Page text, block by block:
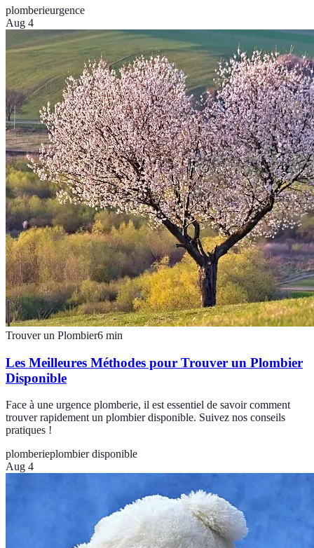
plomberieurgence
Aug 4
Trouver un Plombier6 min
Les Meilleures Méthodes pour Trouver un Plombier
Disponible
Face à une urgence plomberie, il est essentiel de savoir comment
trouver rapidement un plombier disponible. Suivez nos conseils
pratiques !
plomberieplombier disponible
Aug 4